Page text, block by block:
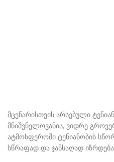
მცენარისთვის არსებული
მნიშვნელოვანია, ვიდრე
ატმოსფეროში ტენიანობის
სწრაფად და ჯანსაღად